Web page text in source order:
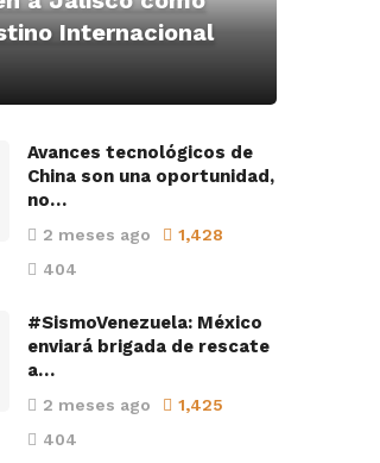
Internacional
Avances tecnológicos de
China son una oportunidad,
no…
2 meses ago
1,428
404
#SismoVenezuela: México
enviará brigada de rescate
a…
2 meses ago
1,425
404